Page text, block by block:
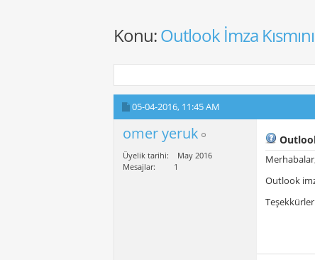
Konu:Outlook İmza
05-04-2016, 11:45 AM
omer yeruk
Üyelik tarihi
May 2016
Mesajlar
1
Outlook
Teşekkürler